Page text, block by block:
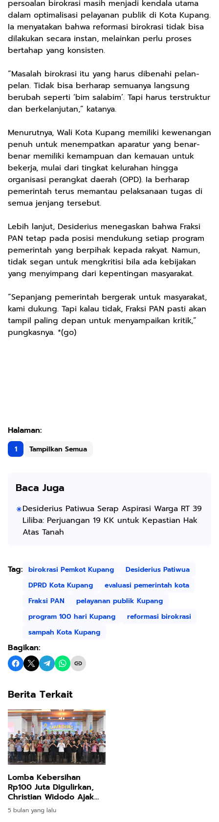
persoalan birokrasi masih menjadi kendala utama
dalam optimalisasi pelayanan publik di Kota Kupang.
Ia menyatakan bahwa reformasi birokrasi tidak bisa
dilakukan secara instan, melainkan perlu proses
bertahap yang konsisten.
“Masalah birokrasi itu yang harus dibenahi pelan-
pelan. Tidak bisa berharap semuanya langsung
berubah seperti ‘bim salabim’. Tapi harus terstruktur
dan berkelanjutan,” katanya.
Menurutnya, Wali Kota Kupang memiliki kewenangan
penuh untuk menempatkan aparatur yang benar-
benar memiliki kemampuan dan kemauan untuk
bekerja, mulai dari tingkat kelurahan hingga
organisasi perangkat daerah (OPD). Ia berharap
pemerintah terus memantau pelaksanaan tugas di
semua jenjang tersebut.
Lebih lanjut, Desiderius menegaskan bahwa Fraksi
PAN tetap pada posisi mendukung setiap program
pemerintah yang berpihak kepada rakyat. Namun,
tidak segan untuk mengkritisi bila ada kebijakan
yang menyimpang dari kepentingan masyarakat.
“Sepanjang pemerintah bergerak untuk masyarakat,
kami dukung. Tapi kalau tidak, Fraksi PAN pasti akan
tampil paling depan untuk menyampaikan kritik,”
pungkasnya. *(go)
1 Tampilkan Semua
Baca Juga
Desiderius Patiwua Serap Aspirasi Warga RT 39
Liliba: Perjuangan 19 KK untuk Kepastian Hak
Atas Tanah
Tag: birokrasi Pemkot Kupang
Desiderius Patiwua
DPRD Kota Kupang
evaluasi pemerintah kota
Fraksi PAN
pelayanan publik Kupang
program 100 hari Kupang
reformasi birokrasi
sampah Kota Kupang
Bagikan:
Berita Terkait
Lomba Kebersihan
Rp100 Juta Digulirkan,
Christian Widodo Ajak
Warga Ubah Mentalitas
‘Bukan Tugas Saya’
5 bulan yang lalu